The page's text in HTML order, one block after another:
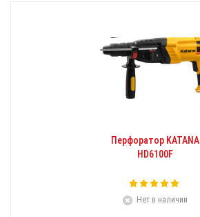
Перфоратор KATANA
HD6100F
Нет в наличии